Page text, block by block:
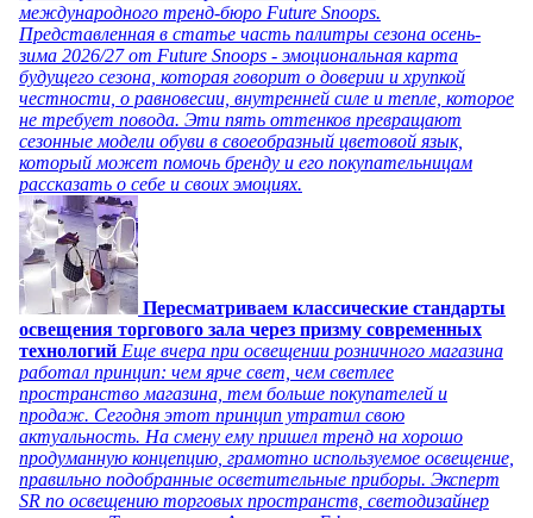
международного тренд-бюро Future Snoops.
Представленная в статье часть палитры сезона осень-
зима 2026/27 от Future Snoops - эмоциональная карта
будущего сезона, которая говорит о доверии и хрупкой
честности, о равновесии, внутренней силе и тепле, которое
не требует повода. Эти пять оттенков превращают
сезонные модели обуви в своеобразный цветовой язык,
который может помочь бренду и его покупательницам
рассказать о себе и своих эмоциях.
Пересматриваем классические стандарты
освещения торгового зала через призму современных
технологий Еще вчера при освещении розничного магазина
работал принцип: чем ярче свет, чем светлее
пространство магазина, тем больше покупателей и
продаж. Сегодня этот принцип утратил свою
актуальность. На смену ему пришел тренд на хорошо
продуманную концепцию, грамотно используемое освещение,
правильно подобранные осветительные приборы. Эксперт
SR по освещению торговых пространств, светодизайнер